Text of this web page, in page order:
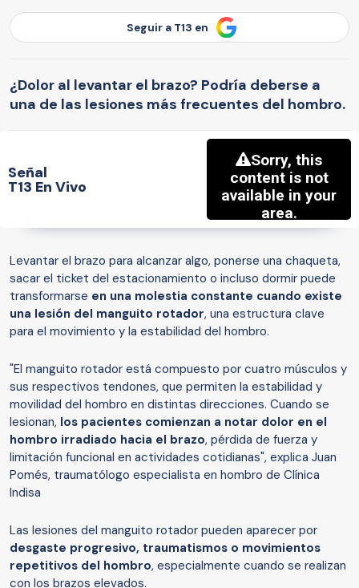
Seguir a T13 en
¿Dolor al levantar el brazo? Podría deberse a
una de las lesiones más frecuentes del hombro.
Señal
T13 En Vivo
Levantar el brazo para alcanzar algo, ponerse una chaqueta,
sacar el ticket del estacionamiento o incluso dormir puede
transformarse en una molestia constante cuando existe
una lesión del manguito rotador, una estructura clave
para el movimiento y la estabilidad del hombro.
"El manguito rotador está compuesto por cuatro músculos y
sus respectivos tendones, que permiten la estabilidad y
movilidad del hombro en distintas direcciones. Cuando se
lesionan, los pacientes comienzan a notar dolor en el
hombro irradiado hacia el brazo, pérdida de fuerza y
limitación funcional en actividades cotidianas", explica Juan
Pomés, traumatólogo especialista en hombro de Clínica
Indisa
Las lesiones del manguito rotador pueden aparecer por
desgaste progresivo, traumatismos o movimientos
repetitivos del hombro, especialmente cuando se realizan
con los brazos elevados.